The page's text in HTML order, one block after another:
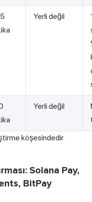
Yerli değil
Yerli değil
köşesindedir.
Solana Pay,
BitPay